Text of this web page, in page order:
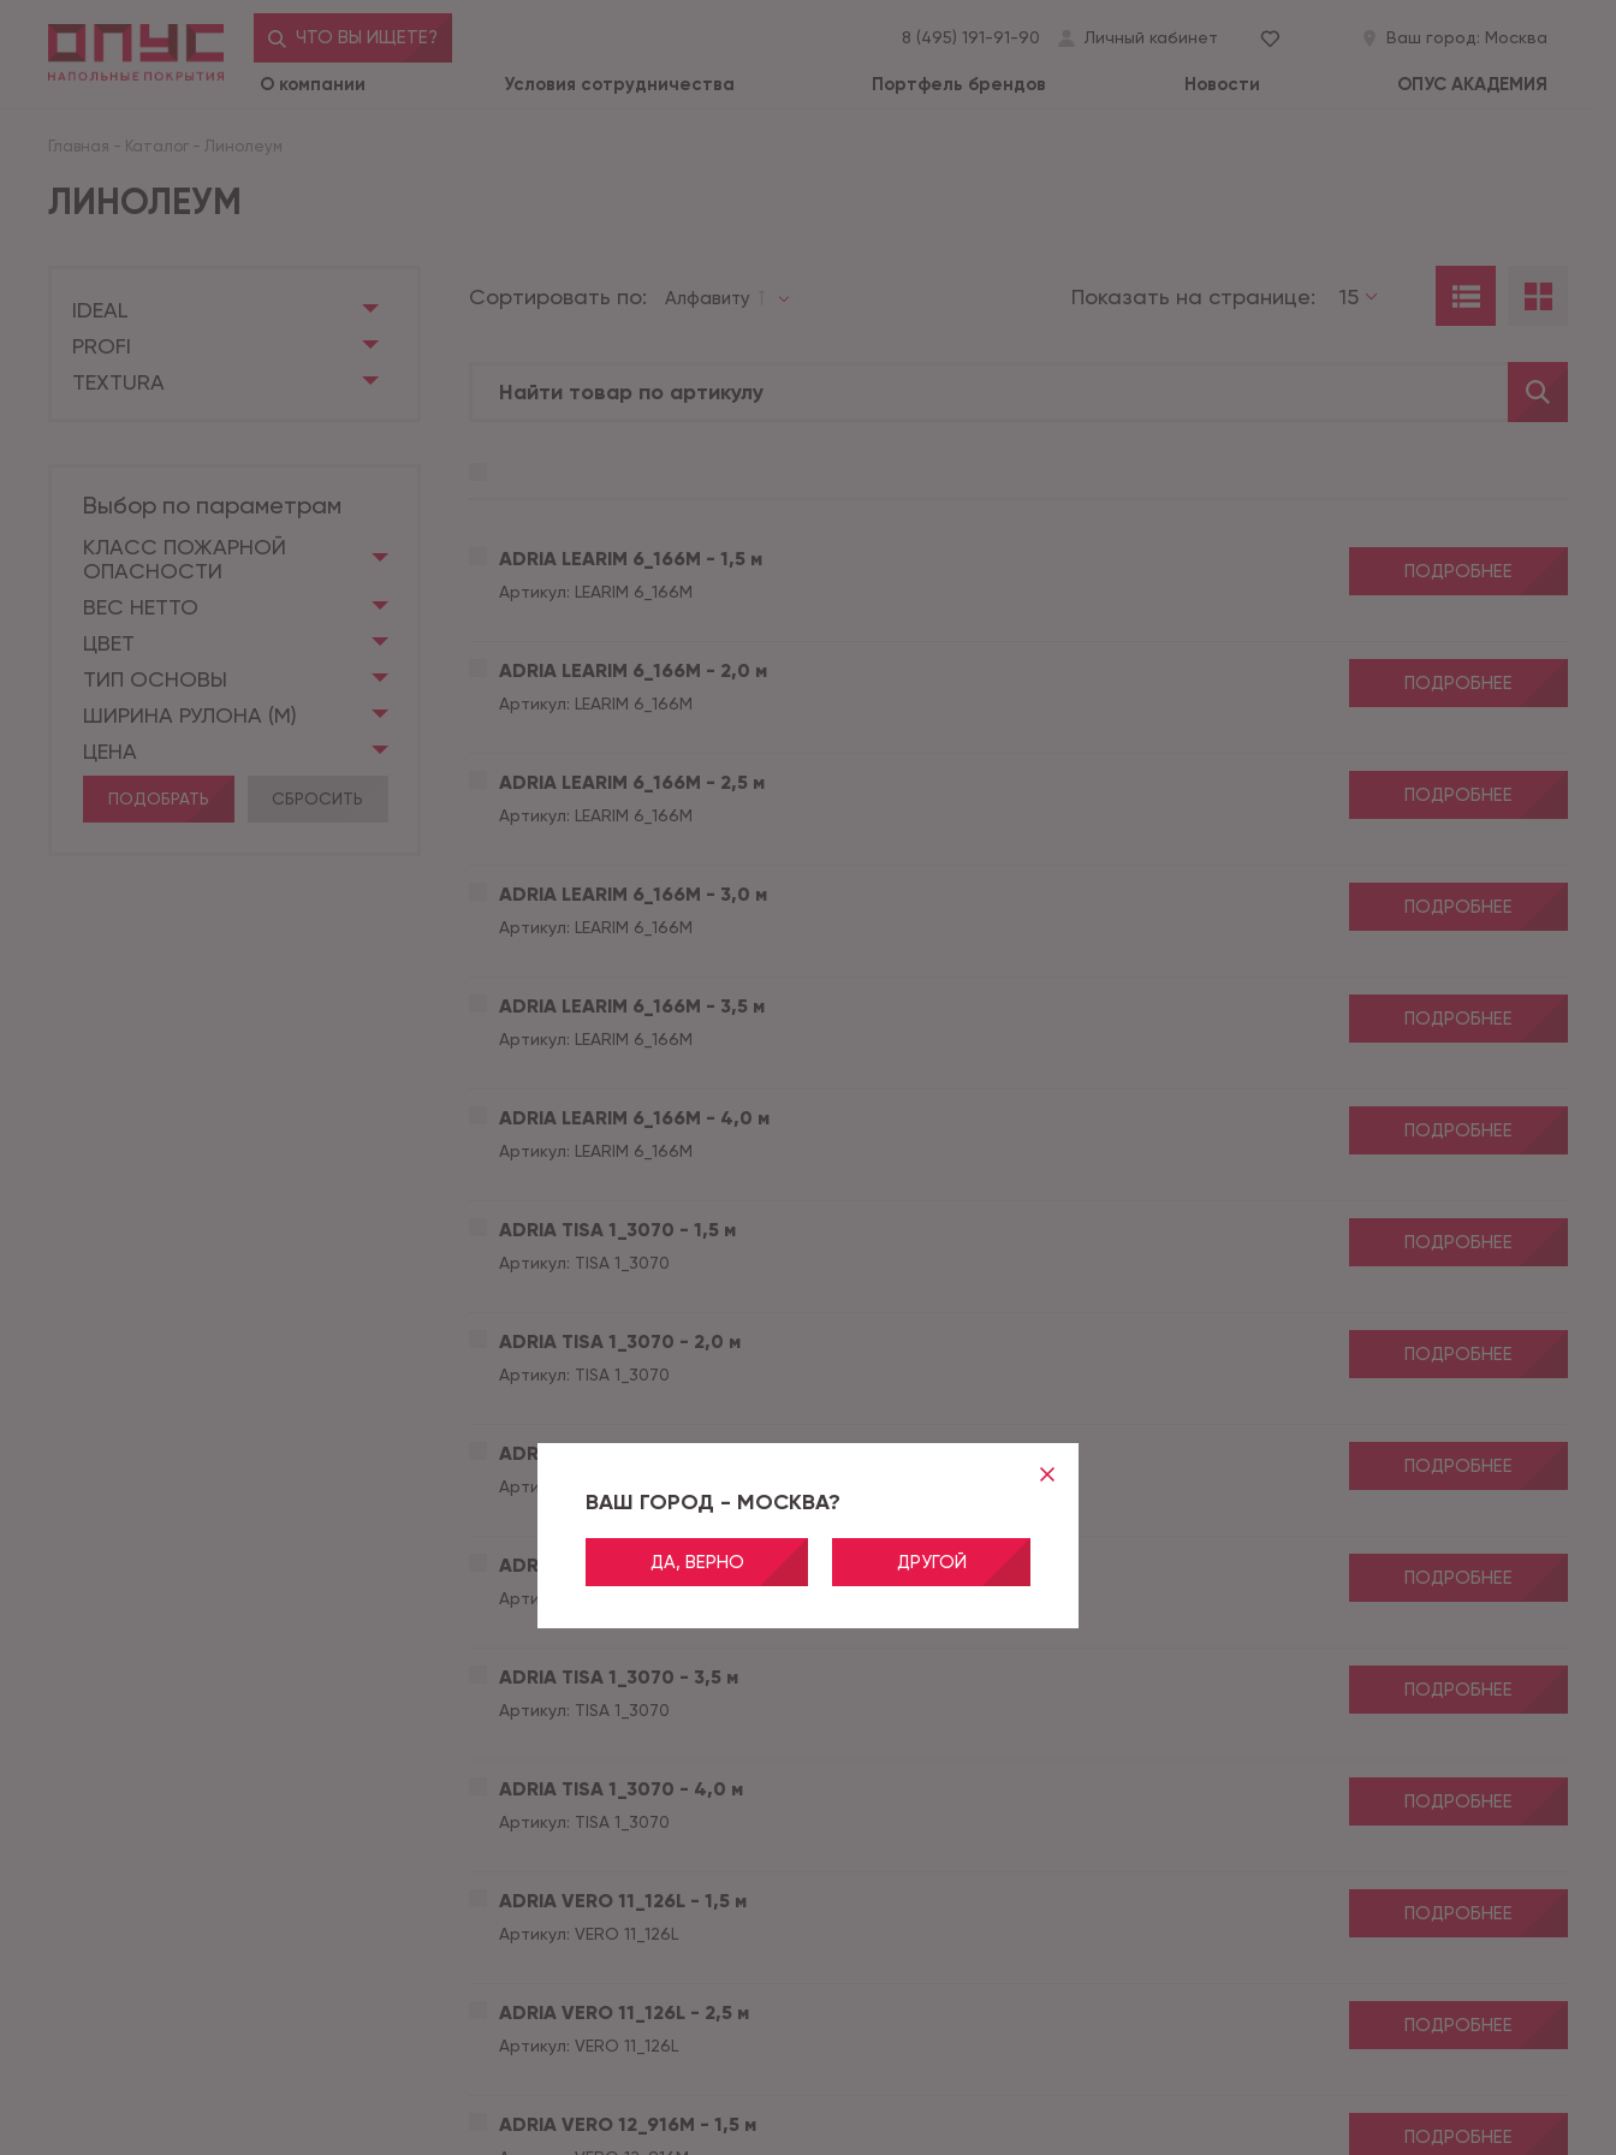
ВАШ ГОРОД - МОСКВА?
ДА, ВЕРНО ДРУГОЙ
ЧТО ВЫ ИЩЕТЕ? 8 (495) 191-91-90 Личный кабинет Ваш город: Москва
О компании Условия сотрудничества Портфель брендов Новости ОПУС АКАДЕМИЯ
Главная - Каталог - Линолеум
ЛИНОЛЕУМ
IDEAL
PROFI
TEXTURA
Выбор по параметрам
КЛАСС ПОЖАРНОЙ
ОПАСНОСТИ
ВЕС НЕТТО
ЦВЕТ
ТИП ОСНОВЫ
ШИРИНА РУЛОНА (М)
ЦЕНА
ПОДОБРАТЬ СБРОСИТЬ
Сортировать по: Алфавиту Показать на странице: 15
ADRIA LEARIM 6_166M - 1,5 м
Артикул: LEARIM 6_166M
ПОДРОБНЕЕ
ADRIA LEARIM 6_166M - 2,0 м
Артикул: LEARIM 6_166M
ПОДРОБНЕЕ
ADRIA LEARIM 6_166M - 2,5 м
Артикул: LEARIM 6_166M
ПОДРОБНЕЕ
ADRIA LEARIM 6_166M - 3,0 м
Артикул: LEARIM 6_166M
ПОДРОБНЕЕ
ADRIA LEARIM 6_166M - 3,5 м
Артикул: LEARIM 6_166M
ПОДРОБНЕЕ
ADRIA LEARIM 6_166M - 4,0 м
Артикул: LEARIM 6_166M
ПОДРОБНЕЕ
ADRIA TISA 1_3070 - 1,5 м
Артикул: TISA 1_3070
ПОДРОБНЕЕ
ADRIA TISA 1_3070 - 2,0 м
Артикул: TISA 1_3070
ПОДРОБНЕЕ
ADRIA TISA 1_3070 - 2,5 м
Артикул:
ПОДРОБНЕЕ
ADRIA TISA 1_3070 - 3,0 м
Артикул:
ПОДРОБНЕЕ
ADRIA TISA 1_3070 - 3,5 м
Артикул: TISA 1_3070
ПОДРОБНЕЕ
ADRIA TISA 1_3070 - 4,0 м
Артикул: TISA 1_3070
ПОДРОБНЕЕ
ADRIA VERO 11_126L - 1,5 м
Артикул: VERO 11_126L
ПОДРОБНЕЕ
ADRIA VERO 11_126L - 2,5 м
Артикул: VERO 11_126L
ПОДРОБНЕЕ
ADRIA VERO 12_916M - 1,5 м
ПОДРОБНЕЕ